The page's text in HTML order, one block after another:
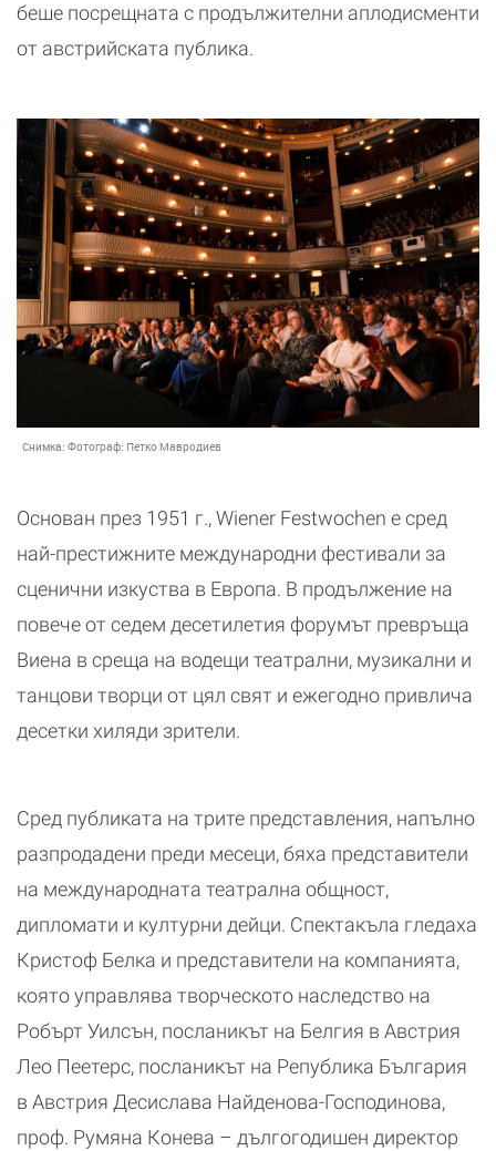
беше посрещната с продължителни аплодисменти
от австрийската публика.
Снимка: Фотограф: Петко Мавродиев
Основан през 1951 г., Wiener Festwochen е сред
най-престижните международни фестивали за
сценични изкуства в Европа. В продължение на
повече от седем десетилетия форумът превръща
Виена в среща на водещи театрални, музикални и
танцови творци от цял свят и ежегодно привлича
десетки хиляди зрители.
Сред публиката на трите представления, напълно
разпродадени преди месеци, бяха представители
на международната театрална общност,
дипломати и културни дейци. Спектакъла гледаха
Кристоф Белка и представители на компанията,
която управлява творческото наследство на
Робърт Уилсън, посланикът на Белгия в Австрия
Лео Пеетерс, посланикът на Република България
в Австрия Десислава Найденова-Господинова,
проф. Румяна Конева – дългогодишен директор